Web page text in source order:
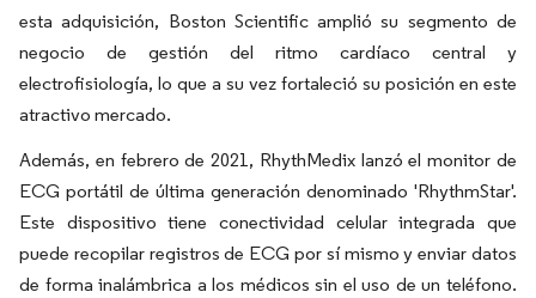
esta adquisición, Boston Scientific amplió su segmento de
negocio de gestión del ritmo cardíaco central y
electrofisiología, lo que a su vez fortaleció su posición en este
atractivo mercado.
Además, en febrero de 2021, RhythMedix lanzó el monitor de
ECG portátil de última generación denominado 'RhythmStar'.
Este dispositivo tiene conectividad celular integrada que
puede recopilar registros de ECG por sí mismo y enviar datos
de forma inalámbrica a los médicos sin el uso de un teléfono.